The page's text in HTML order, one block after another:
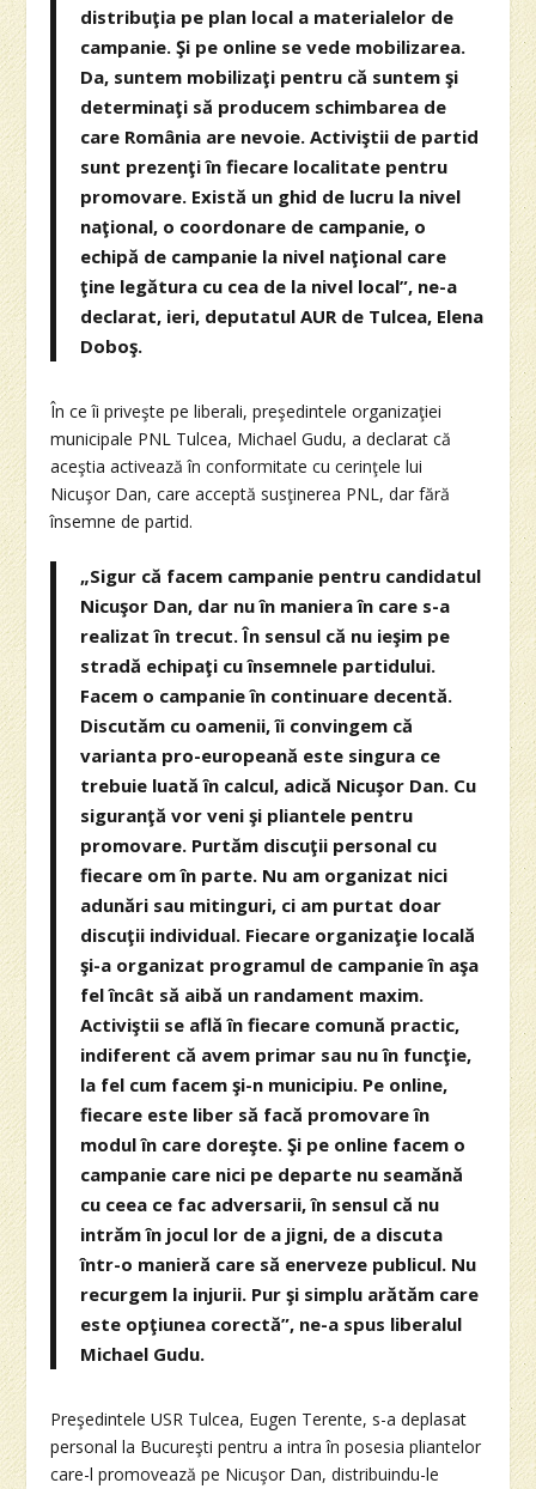
distribuţia pe plan local a materialelor de
campanie. Şi pe online se vede mobilizarea.
Da, suntem mobilizaţi pentru că suntem şi
determinaţi să producem schimbarea de
care România are nevoie. Activiştii de partid
sunt prezenţi în fiecare localitate pentru
promovare. Există un ghid de lucru la nivel
naţional, o coordonare de campanie, o
echipă de campanie la nivel naţional care
ţine legătura cu cea de la nivel local”, ne-a
declarat, ieri, deputatul AUR de Tulcea, Elena
Doboş.
În ce îi priveşte pe liberali, preşedintele organizaţiei
municipale PNL Tulcea, Michael Gudu, a declarat că
aceştia activează în conformitate cu cerinţele lui
Nicuşor Dan, care acceptă susţinerea PNL, dar fără
însemne de partid.
„Sigur că facem campanie pentru candidatul
Nicuşor Dan, dar nu în maniera în care s-a
realizat în trecut. În sensul că nu ieşim pe
stradă echipaţi cu însemnele partidului.
Facem o campanie în continuare decentă.
Discutăm cu oamenii, îi convingem că
varianta pro-europeană este singura ce
trebuie luată în calcul, adică Nicuşor Dan. Cu
siguranţă vor veni şi pliantele pentru
promovare. Purtăm discuţii personal cu
fiecare om în parte. Nu am organizat nici
adunări sau mitinguri, ci am purtat doar
discuţii individual. Fiecare organizaţie locală
şi-a organizat programul de campanie în aşa
fel încât să aibă un randament maxim.
Activiştii se află în fiecare comună practic,
indiferent că avem primar sau nu în funcţie,
la fel cum facem şi-n municipiu. Pe online,
fiecare este liber să facă promovare în
modul în care doreşte. Şi pe online facem o
campanie care nici pe departe nu seamănă
cu ceea ce fac adversarii, în sensul că nu
intrăm în jocul lor de a jigni, de a discuta
într-o manieră care să enerveze publicul. Nu
recurgem la injurii. Pur şi simplu arătăm care
este opţiunea corectă”, ne-a spus liberalul
Michael Gudu.
Preşedintele USR Tulcea, Eugen Terente, s-a deplasat
personal la Bucureşti pentru a intra în posesia pliantelor
care-l promovează pe Nicuşor Dan, distribuindu-le